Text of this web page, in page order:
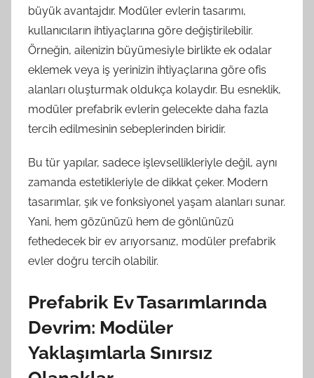
büyük avantajdır. Modüler evlerin tasarımı,
kullanıcıların ihtiyaçlarına göre değiştirilebilir.
Örneğin, ailenizin büyümesiyle birlikte ek odalar
eklemek veya iş yerinizin ihtiyaçlarına göre ofis
alanları oluşturmak oldukça kolaydır. Bu esneklik,
modüler prefabrik evlerin gelecekte daha fazla
tercih edilmesinin sebeplerinden biridir.
Bu tür yapılar, sadece işlevsellikleriyle değil, aynı
zamanda estetikleriyle de dikkat çeker. Modern
tasarımlar, şık ve fonksiyonel yaşam alanları sunar.
Yani, hem gözünüzü hem de gönlünüzü
fethedecek bir ev arıyorsanız, modüler prefabrik
evler doğru tercih olabilir.
Prefabrik Ev Tasarımlarında
Devrim: Modüler
Yaklaşımlarla Sınırsız